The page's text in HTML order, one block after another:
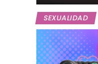
SEXUALIDAD